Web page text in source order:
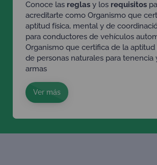
Conoce las reglas y los requisitos
acreditarte como Organismo que
aptitud física, mental y de
para conductores de vehículos
Organismo que certifica de la aptitud
de personas naturales para
armas
Ver más